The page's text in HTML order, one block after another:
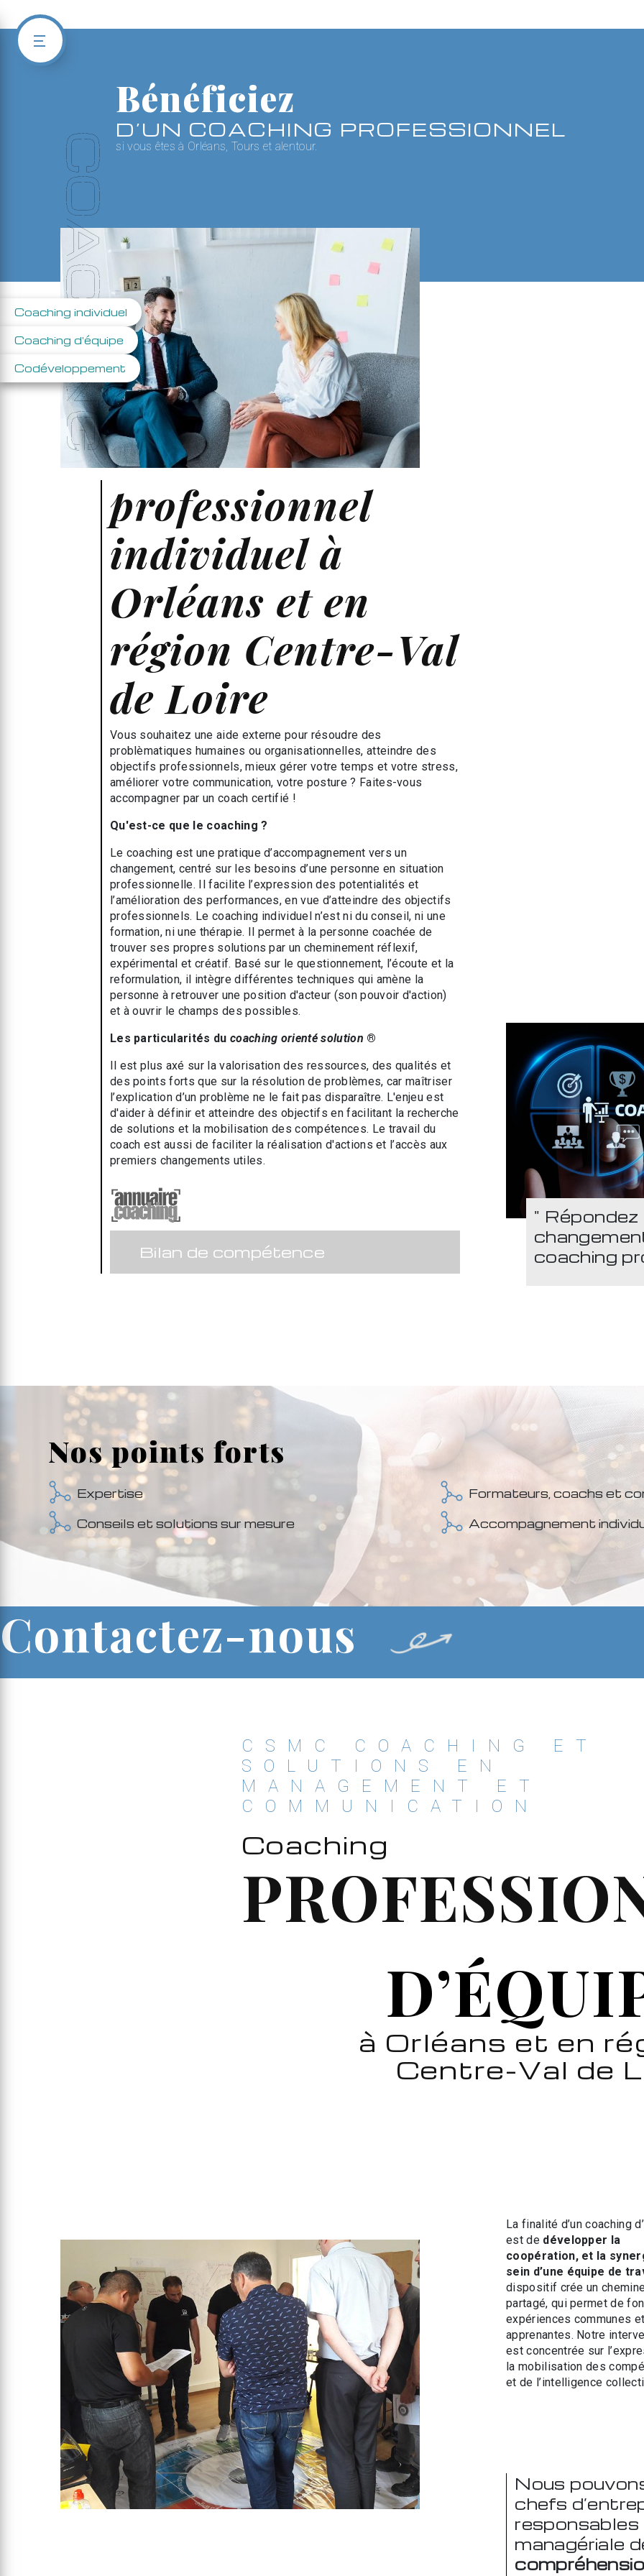
Bénéficiez
D’UN COACHING PROFESSIONNEL
si vous êtes à Orléans, Tours et alentour.
COACHING
professionnel
individuel à
Orléans et en
région Centre-Val
de Loire
Vous souhaitez une aide externe pour résoudre des
problèmatiques humaines ou organisationnelles, atteindre des
objectifs professionnels, mieux gérer votre temps et votre stress,
améliorer votre communication, votre posture ? Faites-vous
accompagner par un coach certifié !
Qu'est-ce que le coaching ?
Le coaching est une pratique d’accompagnement vers un
changement, centré sur les besoins d’une personne en situation
professionnelle. Il facilite l’expression des potentialités et
l’amélioration des performances, en vue d’atteindre des objectifs
professionnels. Le coaching individuel n’est ni du conseil, ni une
formation, ni une thérapie. Il permet à la personne coachée de
trouver ses propres solutions par un cheminement réflexif,
expérimental et créatif. Basé sur le questionnement, l’écoute et la
reformulation, il intègre différentes techniques qui amène la
personne à retrouver une position d'acteur (son pouvoir d'action)
et à ouvrir le champs des possibles.
Les particularités du coaching orienté solution ®
Il est plus axé sur la valorisation des ressources, des qualités et
des points forts que sur la résolution de problèmes, car maîtriser
l’explication d’un problème ne le fait pas disparaître. L'enjeu est
d'aider à définir et atteindre des objectifs en facilitant la recherche
de solutions et la mobilisation des compétences. Le travail du
coach est aussi de faciliter la réalisation d'actions et l’accès aux
premiers changements utiles.
Bilan de compétence
"
coaching
Nos points forts
Expertise
Conseils et solutions sur mesure
Formateurs, coachs et
Accompagnement
Contactez-nous
CSMC COACHING ET
SOLUTIONS EN
MANAGEMENT ET
COMMUNICATION
Coaching
à Orléans et en
Centre-Val de
La finalité d’un coaching
est de développer la
coopération, et la
sein d’une équipe de
dispositif crée un
partagé, qui permet de
expériences communes
apprenantes. Notre
est concentrée sur
la mobilisation des
et de l’intelligence
Nous
chefs
responsables
managériale
Coaching individuel
Coaching d'équipe
Codéveloppement